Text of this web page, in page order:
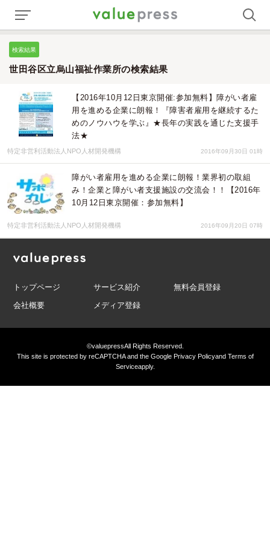
検索結果
世田谷区立烏山福祉作業所の検索結果
【2016年10月12日東京開催:参加無料】障がい者雇
用を進める企業に朗報！『障害者雇用を継続するた
めのノウハウを学ぶ』★長年の実践を通じた支援手
法★
特定非営利活動法人NPO人材開発機構 2016年09月30日 01時
障がい者雇用を進める企業に朗報！業界初の取組
み！企業と障がい者支援施設の交流会！！【2016年
10月12日東京開催：参加無料】
特定非営利活動法人NPO人材開発機構 2016年09月20日 07時
トップページ サービス紹介
無料会員登録
会社概要
メディア登録
©valuepressAll Rights Reserved.
This site is protected by reCAPTCHA and the GooglePrivacy Policyand Terms of
Serviceapply.